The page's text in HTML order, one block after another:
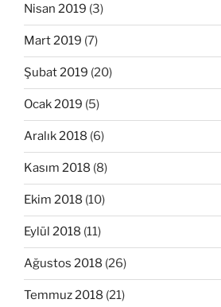
Nisan 2019 (3)
Mart 2019 (7)
Şubat 2019 (20)
Ocak 2019 (5)
Aralık 2018 (6)
Kasım 2018 (8)
Ekim 2018 (10)
Eylül 2018 (11)
Ağustos 2018 (26)
Temmuz 2018 (21)